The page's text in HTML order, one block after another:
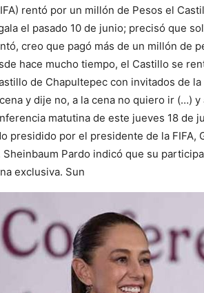
rentó por un millón de Pesos el
el pasado 10 de junio; precisó que
creo que pagó más de un millón de
hace mucho tiempo, el Castillo se
de Chapultepec con invitados de
y dije no, a la cena no quiero ir (…)
matutina de este jueves 18 de
presidido por el presidente de la FIFA,
Pardo indicó que su
exclusiva. Sun